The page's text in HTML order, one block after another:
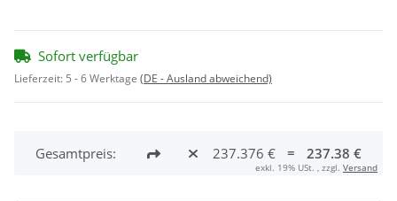
Sofort verfügbar
Lieferzeit: 5 - 6 Werktage (DE - Ausland abweichend)
Gesamtpreis: 237.376 € = 237.38 €
exkl. 19% USt. , zzgl. Versand